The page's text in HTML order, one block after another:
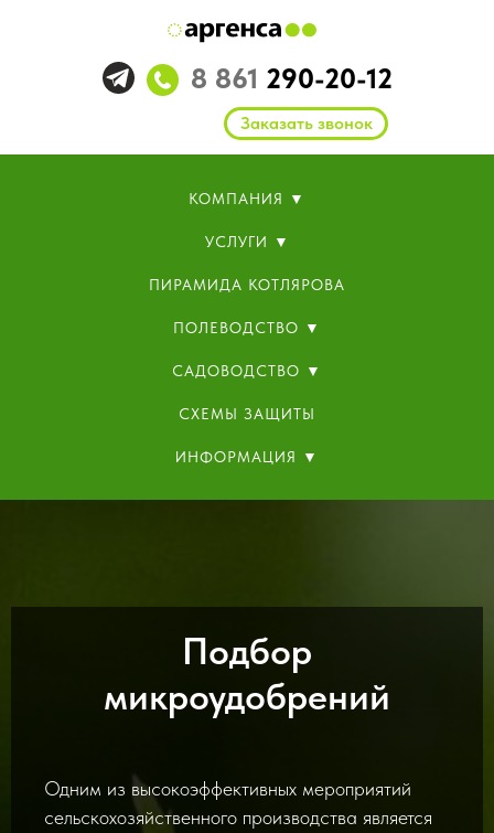
8 861 290-20-12
Заказать звонок
КОМПАНИЯ ▼
УСЛУГИ ▼
ПИРАМИДА КОТЛЯРОВА
ПОЛЕВОДСТВО ▼
САДОВОДСТВО ▼
СХЕМЫ ЗАЩИТЫ
ИНФОРМАЦИЯ ▼
Подбор
микроудобрений
Одним из высокоэффективных мероприятий
сельскохозяйственного производства является